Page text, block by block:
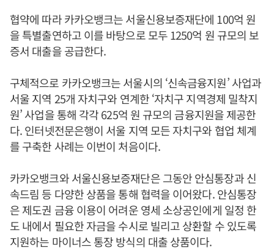
협약에 따라 카카오뱅크는 서울신용보증재단에 100억 원
을 특별출연하고 이를 바탕으로 모두 1250억 원 규모의 보
증서 대출을 공급한다.
구체적으로 카카오뱅크는 서울시의 ‘신속금융지원’ 사업과
서울 지역 25개 자치구와 연계한 ‘자치구 지역경제 밀착지
원’ 사업을 통해 각각 625억 원 규모의 금융지원을 제공한
다. 인터넷전문은행이 서울 지역 모든 자치구와 협업 체계
를 구축한 사례는 이번이 처음이다.
카카오뱅크와 서울신용보증재단은 그동안 안심통장과 신
속드림 등 다양한 상품을 통해 협력을 이어왔다. 안심통장
은 제도권 금융 이용이 어려운 영세 소상공인에게 일정 한
도 내에서 필요한 자금을 수시로 빌리고 상환할 수 있도록
지원하는 마이너스 통장 방식의 대출 상품이다.